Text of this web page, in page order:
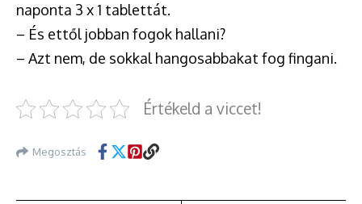
naponta 3 x 1 tablettát.
– És ettől jobban fogok hallani?
– Azt nem, de sokkal hangosabbakat fog fingani.
Értékeld a viccet!
Megosztás